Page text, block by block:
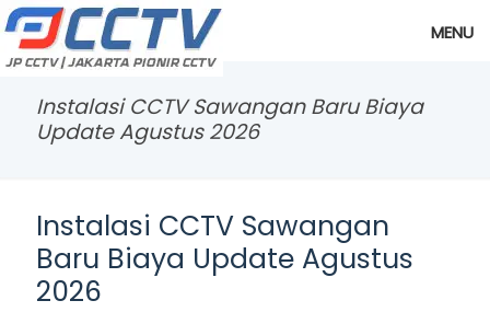
MENU
Instalasi CCTV Sawangan Baru Biaya
Update Agustus 2026
Instalasi CCTV Sawangan
Baru Biaya Update Agustus
2026